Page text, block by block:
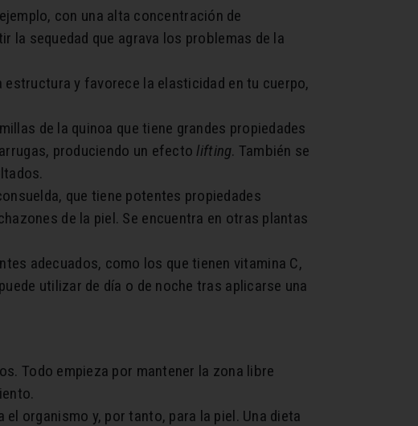
con una alta concentración de
sequedad que agrava los problemas de la
y favorece la elasticidad en tu cuerpo,
de la quinoa que tiene grandes propiedades
produciendo un efectolifting. También se
que tiene potentes propiedades
de la piel. Se encuentra en otras plantas
adecuados, como los que tienen vitamina C,
utilizar de día o de noche tras aplicarse una
Todo empieza por mantener la zona libre
organismo y, por tanto, para la piel. Una dieta